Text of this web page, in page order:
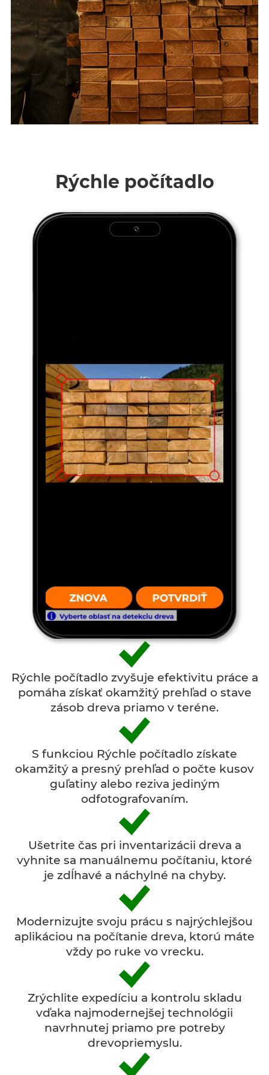
Rýchle počítadlo
Rýchle počítadlo zvyšuje efektivitu práce a
pomáha získať okamžitý prehľad o stave
zásob dreva priamo v teréne.
S funkciou Rýchle počítadlo získate
okamžitý a presný prehľad o počte kusov
guľatiny alebo reziva jediným
odfotografovaním.
Ušetrite čas pri inventarizácii dreva a
vyhnite sa manuálnemu počítaniu, ktoré
je zdĺhavé a náchylné na chyby.
Modernizujte svoju prácu s najrýchlejšou
aplikáciou na počítanie dreva, ktorú máte
vždy po ruke vo vrecku.
Zrýchlite expedíciu a kontrolu skladu
vďaka najmodernejšej technológii
navrhnutej priamo pre potreby
drevopriemyslu.